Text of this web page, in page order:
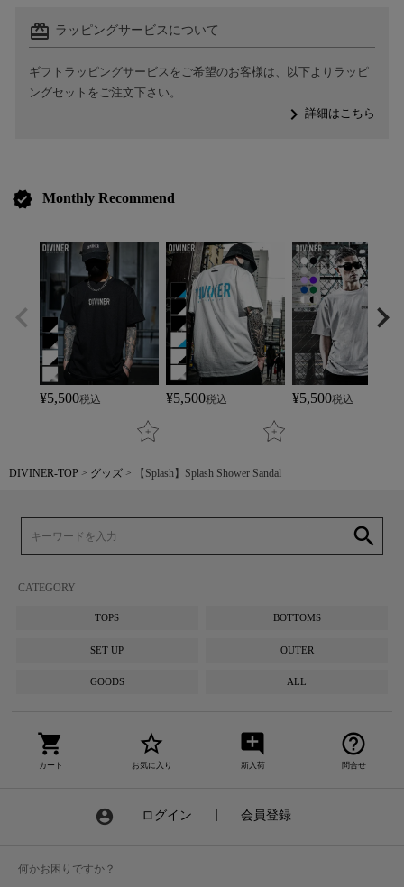
card_giftcard ラッピングサービスについて
ギフトラッピングサービスをご希望のお客様は、以下よりラッピ
ングセットをご注文下さい。
navigate_next詳細はこちら
verified Monthly Recommend
¥5,500税込 ¥5,500税込 ¥5,500税込
DIVINER-TOP グッズ 【Splash】Splash Shower Sandal
search
CATEGORY
TOPS BOTTOMS
SET UP OUTER
GOODS ALL
shopping_cart
カート
star_border
お気に入り
add_comment
新入荷
help_outline
問合せ
account_circle ログイン 会員登録
何かお困りですか？